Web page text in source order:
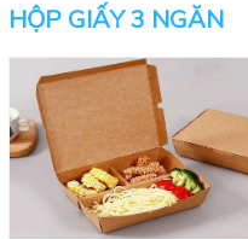
HỘP GIẤY 3 NGĂN